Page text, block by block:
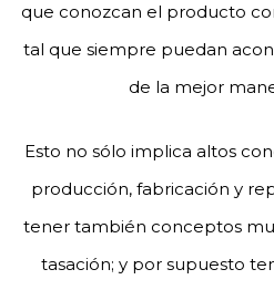
que conozcan el producto
tal que siempre puedan
de la mejor
Esto no sólo implica altos
producción, fabricación y
tener también conceptos
tasación; y por supuesto